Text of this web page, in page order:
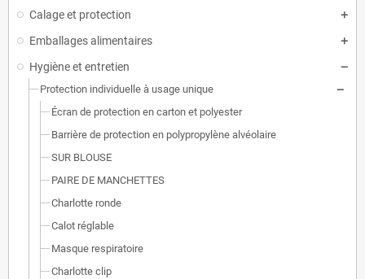
Calage et protection
Emballages alimentaires
Hygiène et entretien
Protection individuelle à usage unique
Écran de protection en carton et polyester
Barrière de protection en polypropylène alvéolaire
SUR BLOUSE
PAIRE DE MANCHETTES
Charlotte ronde
Calot réglable
Masque respiratoire
Charlotte clip